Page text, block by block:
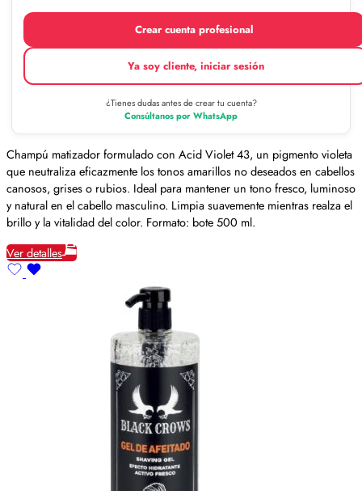
Crear cuenta profesional
Ya soy cliente, iniciar sesión
¿Tienes dudas antes de crear tu cuenta?
Consúltanos por WhatsApp
Champú matizador formulado con Acid Violet 43, un pigmento violeta
que neutraliza eficazmente los tonos amarillos no deseados en cabellos
canosos, grises o rubios. Ideal para mantener un tono fresco, luminoso
y natural en el cabello masculino. Limpia suavemente mientras realza el
brillo y la vitalidad del color. Formato: bote 500 ml.
Ver detalles